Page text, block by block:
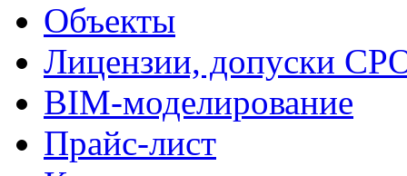
Объекты
Лицензии, допуски
BIM-моделирование
Прайс-лист